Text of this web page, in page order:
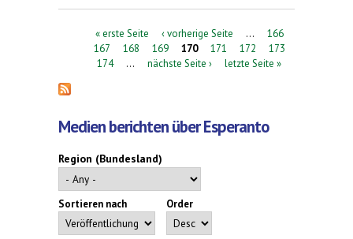
Seiten« erste Seite ‹ vorherige Seite …
166
167
168 169 170 171 172
173
174
… nächste Seite › letzte Seite »
Medien berichten über Esperanto
Region (Bundesland)
Sortieren nach Order